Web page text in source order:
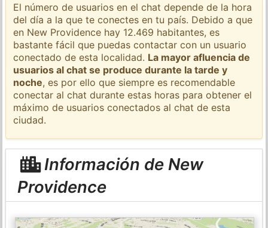
El número de usuarios en el chat depende de la hora
del día a la que te conectes en tu país. Debido a que
en New Providence hay 12.469 habitantes, es
bastante fácil que puedas contactar con un usuario
conectado de esta localidad. La mayor afluencia de
usuarios al chat se produce durante la tarde y
noche, es por ello que siempre es recomendable
conectar al chat durante estas horas para obtener el
máximo de usuarios conectados al chat de esta
ciudad.
Información de New
Providence